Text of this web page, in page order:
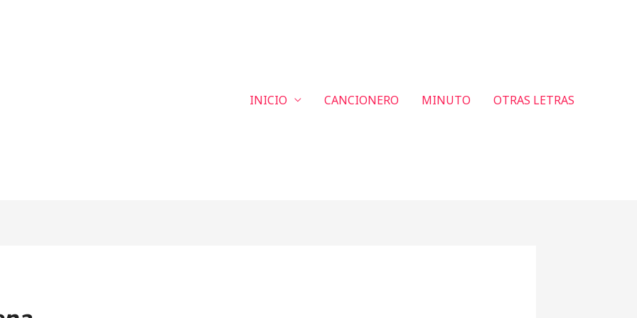
INICIO CANCIONERO MINUTO OTRAS LETRAS